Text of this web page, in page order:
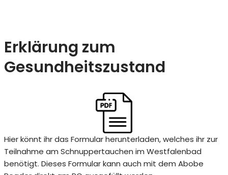
Erklärung zum
Gesundheitszustand
Hier könnt ihr das Formular herunterladen, welches ihr zur
Teilnahme am Schnuppertauchen im Westfalenbad
benötigt. Dieses Formular kann auch mit dem Abobe